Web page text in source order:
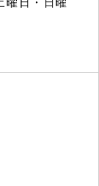
曜日・日曜